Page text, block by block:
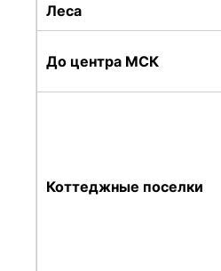
Леса
До центра МСК
Коттеджные поселки